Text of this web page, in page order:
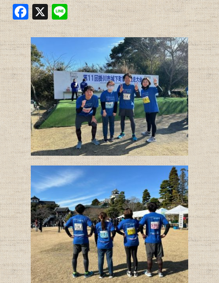
F
a
c
e
b
o
o
k
X Li
n
e